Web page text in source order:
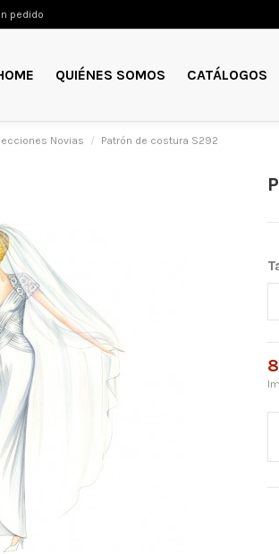
pedido
QUIÉNES SOMOS CATÁLOGOS
Novias Patrón de costura S292